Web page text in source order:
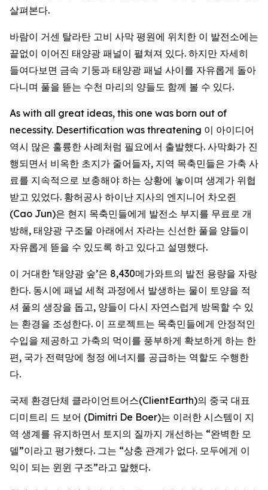
살펴본다.
바람이 거센 탈라탄 고비 사막 평원에 위치한 이 발전소에는
끝없이 이어진 태양광 패널이 펼쳐져 있다. 하지만 자세히
들여다보면 금속 기둥과 태양광 패널 사이를 자유롭게 돌아
다니며 풀을 뜯는 수천 마리의 양들도 함께 볼 수 있다.
As with all great ideas, this one was born out of
necessity. Desertification was threatening 이 아이디어
역시 많은 훌륭한 사례처럼 필요에서 출발했다. 사막화가 진
행되면서 비옥한 초지가 줄어들자, 지역 목축민들은 가축 사
료를 지속적으로 보충해야 하는 상황에 놓이며 생계가 위협
받고 있었다. 황허공사 하이난 지사의 엔지니어 차오쥔
(Cao Jun)은 현지 목축민들에게 발전소 부지를 무료로 개
방해, 태양광 구조물 아래에서 자라는 신선한 풀을 양들이
자유롭게 뜯을 수 있도록 하고 있다고 설명했다.
이 거대한 ‘태양광 숲’은 8,430메가와트의 발전 용량을 자랑
한다. 동시에 패널 세척 과정에서 발생하는 물이 토양을 적
셔 풀의 생장을 돕고, 양들이 다시 자연스럽게 방목할 수 있
는 환경을 조성한다. 이 프로젝트는 목축민들에게 안정적인
수입을 제공하고 가축의 먹이를 풍부하게 확보하게 하는 한
편, 국가 전력망에 청정 에너지를 공급하는 역할도 수행한
다.
국제 환경단체 클라이언트어스(ClientEarth)의 중국 대표
디미트리 드 보어 (Dimitri De Boer)는 이러한 시스템이 지
역 생계를 유지하면서 토지의 질까지 개선하는 “완벽한 모
델”이라고 평가했다. 그는 “상충 관계가 없다. 모두에게 이
익이 되는 윈윈 구조”라고 말했다.